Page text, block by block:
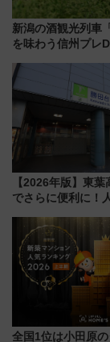
新潟の酒観光列車
を味わう信州プレ
【2026年版】東
でさらに便利に！
今年も発売 秋・早
巡るなら使い勝手
全国1位は小田原